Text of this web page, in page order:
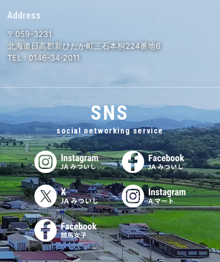
Address
〒059-3231
北海道日高郡新ひだか町三石本桐224番地6
TEL : 0146-34-2011
SNS
social networking service